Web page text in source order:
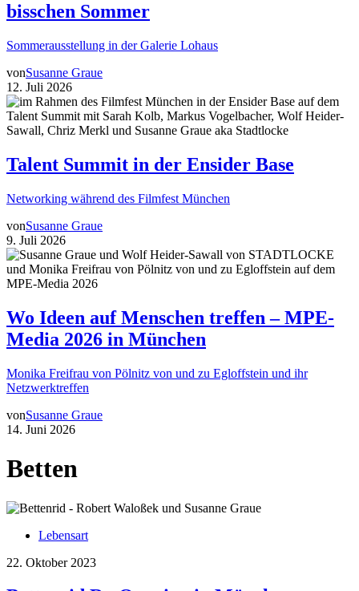
bisschen Sommer
Sommerausstellung in der Galerie Lohaus
vonSusanne Graue
12. Juli 2026
Talent Summit in der Ensider Base
Networking während des Filmfest München
vonSusanne Graue
9. Juli 2026
Wo Ideen auf Menschen treffen – MPE-
Media 2026 in München
Monika Freifrau von Pölnitz von und zu Egloffstein und ihr
Netzwerktreffen
vonSusanne Graue
14. Juni 2026
Betten
Lebensart
22. Oktober 2023